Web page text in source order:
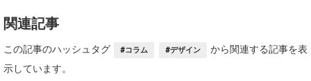
関連記事
この記事のハッシュタグ #コラム #デザイン
から関連する記事を表
示しています。